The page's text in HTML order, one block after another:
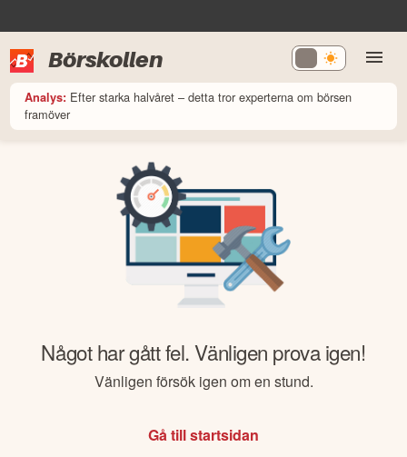
Börskollen
Analys: Efter starka halvåret – detta tror experterna om börsen
framöver
Något har gått fel. Vänligen prova igen!
Vänligen försök igen om en stund.
Gå till startsidan